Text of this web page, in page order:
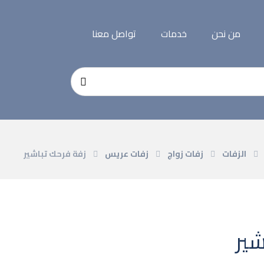
من نحن خدمات تواصل معنا
الزفات زفات زواج زفات عريس زفة فرحك تباشير